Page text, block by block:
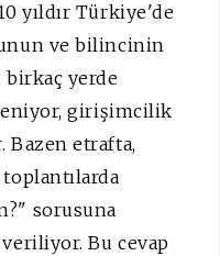
yıldır Türkiye'de
ve bilincinin
birkaç yerde
girişimcilik
Bazen etrafta,
sorusuna
Bu cevap